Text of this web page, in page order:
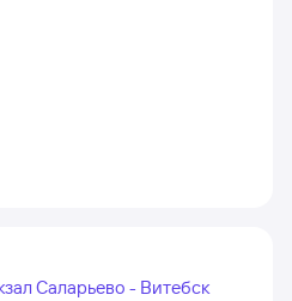
Саларьево - Витебск